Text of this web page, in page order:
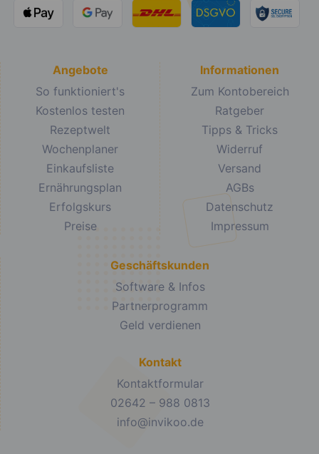
Angebote
So funktioniert's
Kostenlos testen
Rezeptwelt
Wochenplaner
Einkaufsliste
Ernährungsplan
Erfolgskurs
Preise
Informationen
Zum Kontobereich
Ratgeber
Tipps & Tricks
Widerruf
Versand
AGBs
Datenschutz
Impressum
Geschäftskunden
Software & Infos
Partnerprogramm
Geld verdienen
Kontakt
Kontaktformular
02642 – 988 0813
info@invikoo.de